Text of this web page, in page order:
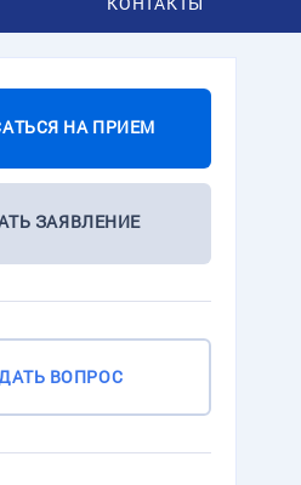
НА ПРИЕМ
ЗАЯВЛЕНИЕ
ВОПРОС